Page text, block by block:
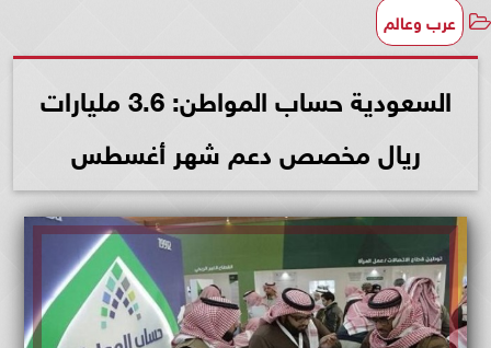
عرب وعالم
السعودية حساب المواطن: 3.6 مليارات
ريال مخصص دعم شهر أغسطس